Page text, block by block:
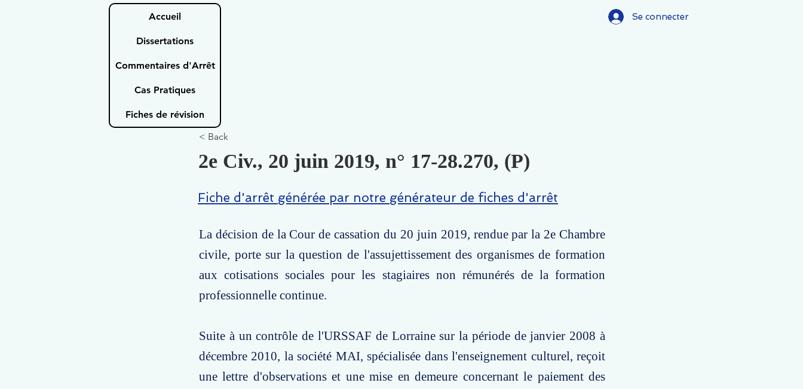
Accueil
Dissertations
Commentaires d'Arrêt
Cas Pratiques
Fiches de révision
Se connecter
< Back
2e Civ., 20 juin 2019, n° 17-28.270, (P)
Fiche d'arrêt générée par notre générateur de fiches d'arrêt
La décision de la Cour de cassation du 20 juin 2019, rendue par la 2e Chambre
civile, porte sur la question de l'assujettissement des organismes de formation
aux cotisations sociales pour les stagiaires non rémunérés de la formation
professionnelle continue.
Suite à un contrôle de l'URSSAF de Lorraine sur la période de janvier 2008 à
décembre 2010, la société MAI, spécialisée dans l'enseignement culturel, reçoit
une lettre d'observations et une mise en demeure concernant le paiement des